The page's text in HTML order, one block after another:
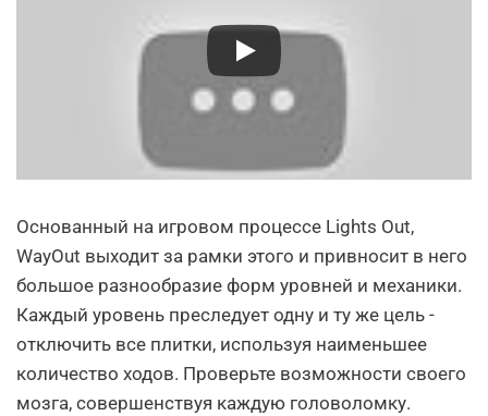
Основанный на игровом процессе Lights Out,
WayOut выходит за рамки этого и привносит в него
большое разнообразие форм уровней и механики.
Каждый уровень преследует одну и ту же цель -
отключить все плитки, используя наименьшее
количество ходов. Проверьте возможности своего
мозга, совершенствуя каждую головоломку.